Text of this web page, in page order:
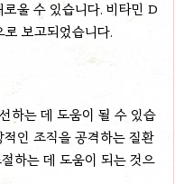
울 수 있습니다. 비타민 D
보고되었습니다.
하는 데 도움이 될 수 있습
인 조직을 공격하는 질환
하는 데 도움이 되는 것으